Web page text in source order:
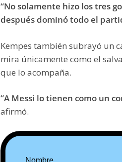
“No solamente hizo los tres
después dominó todo el
Kempes también subrayó un
mira únicamente como el
que lo acompaña.
“A Messi lo tienen como un
afirmó.
Nombre